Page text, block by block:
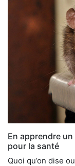
En apprendre
pour la santé
Quoi qu’on dise